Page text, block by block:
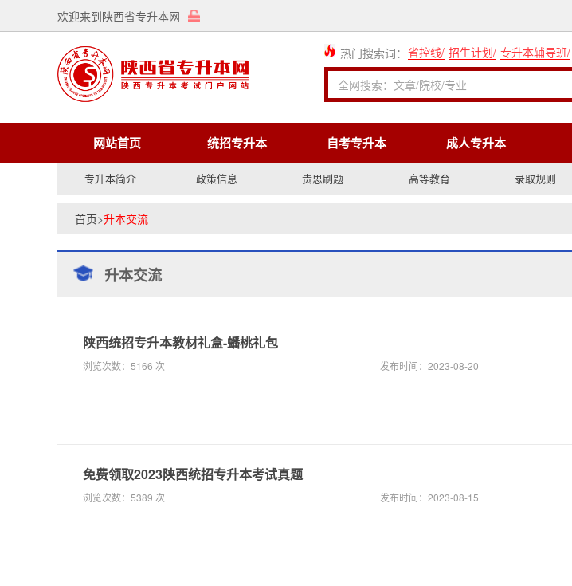
欢迎来到陕西省专升本网
热门搜索词： 省控线/ 招生计划/ 专升本辅导班/
网站首页 统招专升本 自考专升本 成人专升本
专升本简介 政策信息 贵思刷题 高等教育 录取规则
首页>升本交流
升本交流
陕西统招专升本教材礼盒-蟠桃礼包
浏览次数： 5166 次 发布时间： 2023-08-20
免费领取2023陕西统招专升本考试真题
浏览次数： 5389 次 发布时间： 2023-08-15